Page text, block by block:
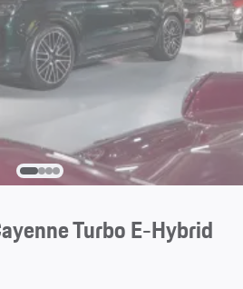
Turbo E-Hybrid